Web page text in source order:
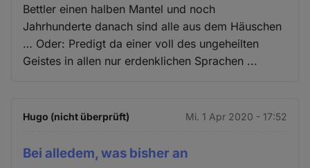
Bettler einen halben Mantel und noch
Jahrhunderte danach sind alle aus dem Häuschen
… Oder: Predigt da einer voll des ungeheilten
Geistes in allen nur erdenklichen Sprachen ...
Hugo (nicht überprüft) Mi. 1 Apr 2020 - 17:52
Bei alledem, was bisher an